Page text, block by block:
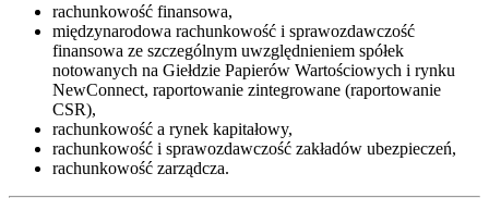
rachunkowość finansowa,
międzynarodowa rachunkowość i sprawozdawczość
finansowa ze szczególnym uwzględnieniem spółek
notowanych na Giełdzie Papierów Wartościowych i rynku
NewConnect, raportowanie zintegrowane (raportowanie
CSR),
rachunkowość a rynek kapitałowy,
rachunkowość i sprawozdawczość zakładów ubezpieczeń,
rachunkowość zarządcza.